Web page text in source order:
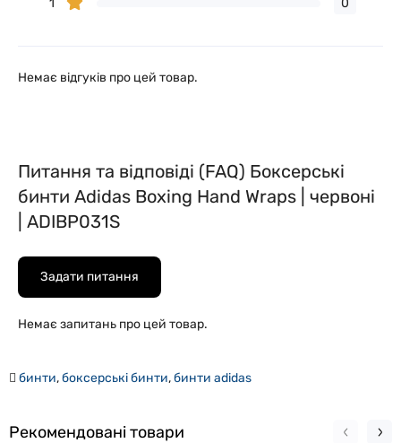
1
0
Немає відгуків про цей товар.
Питання та відповіді (FAQ) Боксерські
бинти Adidas Boxing Hand Wraps | червоні
| ADIBP031S
Задати питання
Немає запитань про цей товар.
бинти,боксерські бинти,бинти adidas
Рекомендовані товари